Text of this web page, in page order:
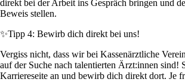
direkt bei der Arbeit ins Gespräch bringen und
Beweis stellen.
✨Tipp 4: Bewirb dich direkt bei uns!
Vergiss nicht, dass wir bei Kassenärztliche
auf der Suche nach talentierten Ärzt:innen sind!
Karriereseite an und bewirb dich direkt dort. Je